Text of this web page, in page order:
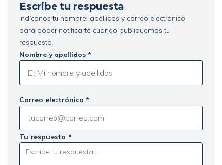
Escribe tu respuesta
Indícanos tu nombre, apellidos y correo electrónico
para poder notificarte cuando publiquemos tu
respuesta.
Nombre y apellidos *
Correo electrónico *
Tu respuesta *